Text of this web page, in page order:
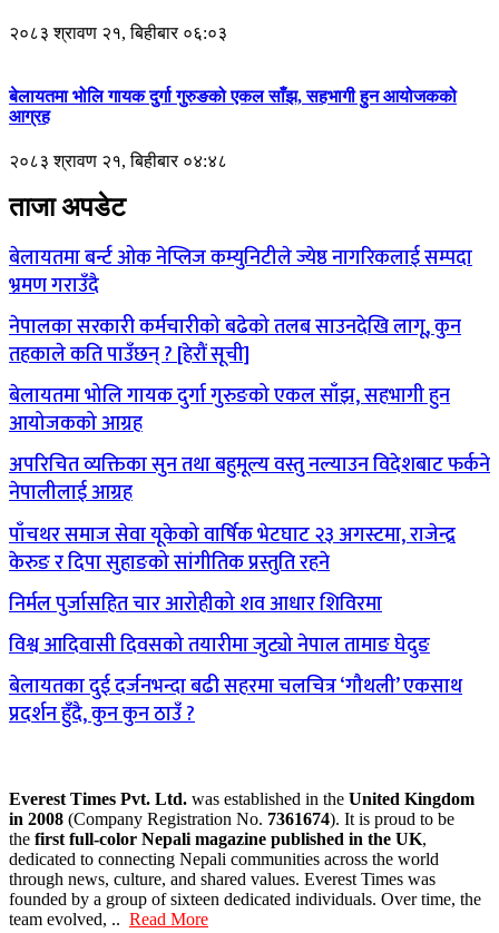
२०८३ श्रावण २१, बिहीबार ०६:०३
बेलायतमा भोलि गायक दुर्गा गुरुङको एकल साँझ, सहभागी हुन आयोजकको
आग्रह
२०८३ श्रावण २१, बिहीबार ०४:४८
ताजा अपडेट
बेलायतमा बर्न्ट ओक नेप्लिज कम्युनिटीले ज्येष्ठ नागरिकलाई सम्पदा
भ्रमण गराउँदै
नेपालका सरकारी कर्मचारीको बढेको तलब साउनदेखि लागू, कुन
तहकाले कति पाउँछन् ? [हेरौं सूची]
बेलायतमा भोलि गायक दुर्गा गुरुङको एकल साँझ, सहभागी हुन
आयोजकको आग्रह
अपरिचित व्यक्तिका सुन तथा बहुमूल्य वस्तु नल्याउन विदेशबाट फर्कने
नेपालीलाई आग्रह
पाँचथर समाज सेवा यूकेको वार्षिक भेटघाट २३ अगस्टमा, राजेन्द्र
केरुङ र दिपा सुहाङको सांगीतिक प्रस्तुति रहने
निर्मल पुर्जासहित चार आरोहीको शव आधार शिविरमा
विश्व आदिवासी दिवसको तयारीमा जुट्यो नेपाल तामाङ घेदुङ
बेलायतका दुई दर्जनभन्दा बढी सहरमा चलचित्र ‘गौथली’ एकसाथ
प्रदर्शन हुँदै, कुन कुन ठाउँ ?
Everest Times Pvt. Ltd. was established in the United Kingdom
in 2008 (Company Registration No. 7361674). It is proud to be
the first full-color Nepali magazine published in the UK,
dedicated to connecting Nepali communities across the world
through news, culture, and shared values. Everest Times was
founded by a group of sixteen dedicated individuals. Over time, the
team evolved, .. Read More